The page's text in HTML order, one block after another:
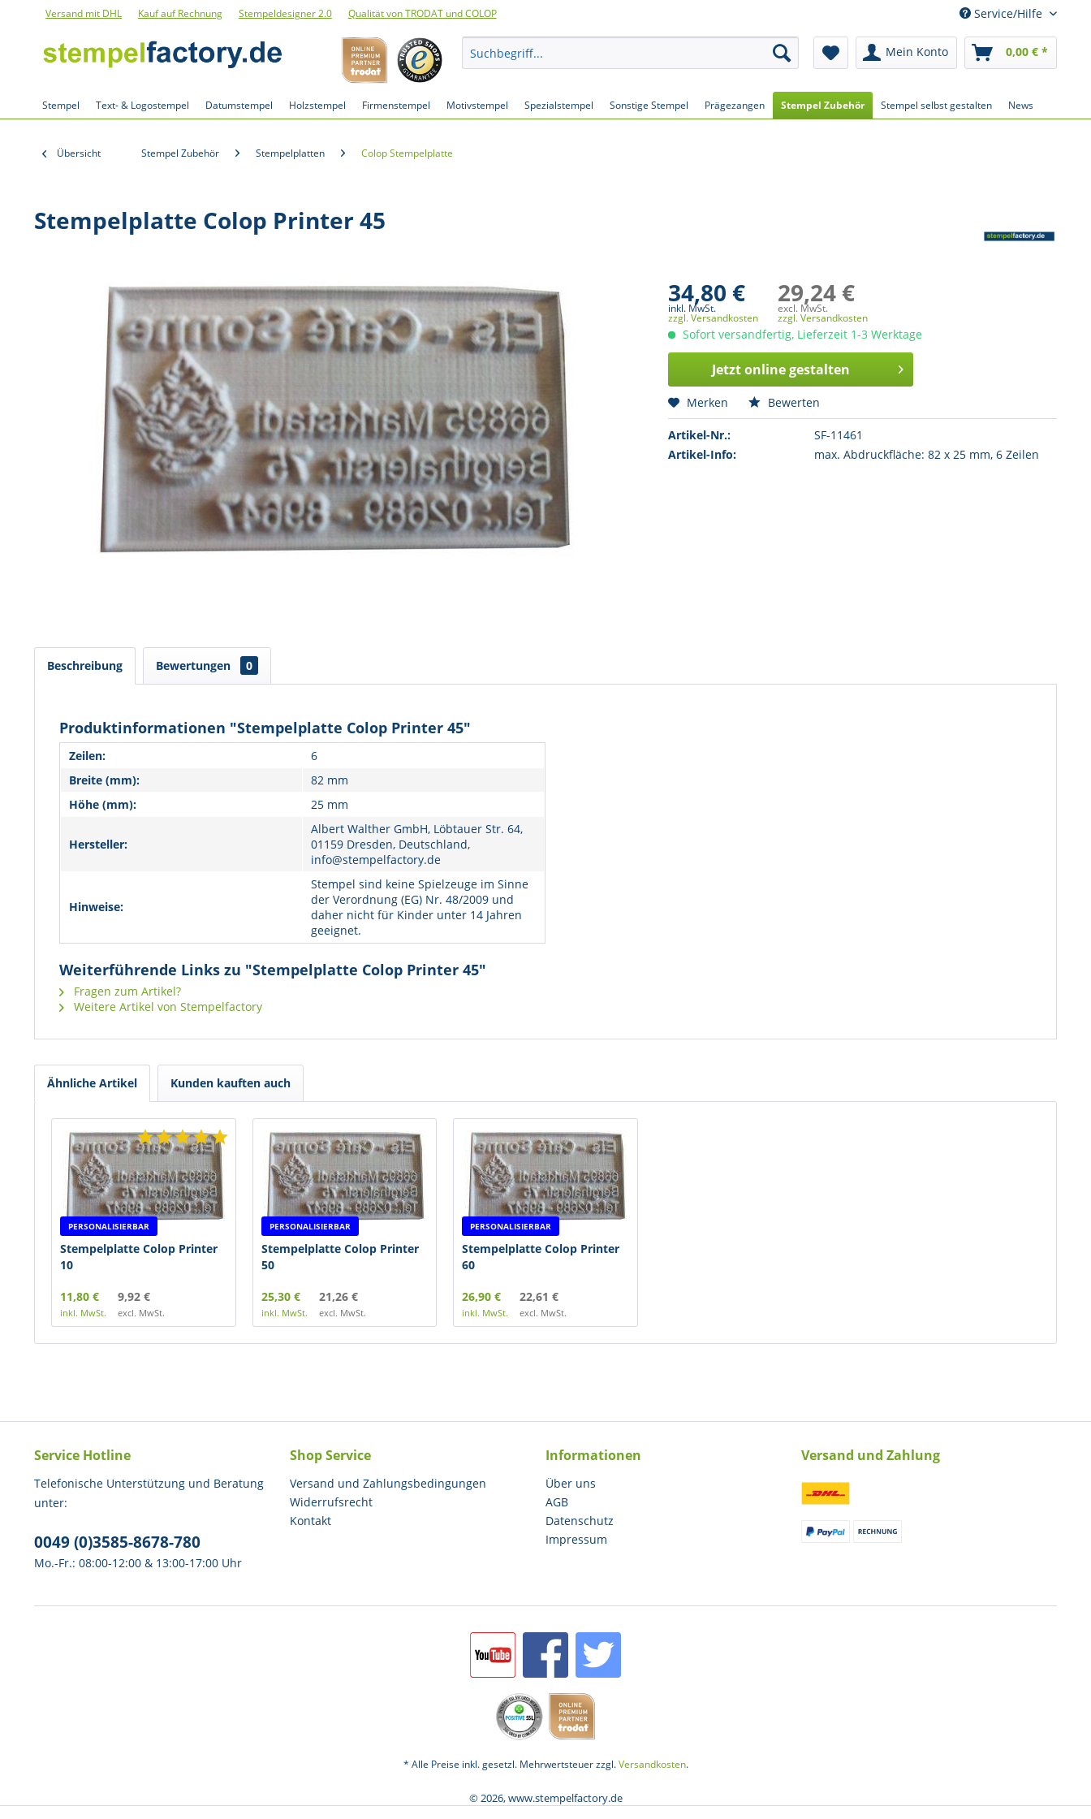
Versand mit DHL Kauf auf Rechnung Stempeldesigner 2.0 Qualität von TRODAT und COLOP Service/Hilfe
Mein Konto 0,00 € *
Stempel Text- & Logostempel Datumstempel Holzstempel Firmenstempel Motivstempel Spezialstempel Sonstige Stempel Prägezangen Stempel Zubehör Stempel selbst gestalten News
Übersicht Stempel Zubehör Stempelplatten Colop Stempelplatte
Stempelplatte Colop Printer 45
34,80 €
inkl. MwSt.
zzgl. Versandkosten
29,24 €
excl. MwSt.
zzgl. Versandkosten
Sofort versandfertig, Lieferzeit 1-3 Werktage
Jetzt online gestalten
Merken Bewerten
Artikel-Nr.:
SF-11461
Artikel-Info:
max. Abdruckfläche: 82 x 25 mm, 6 Zeilen
Beschreibung Bewertungen 0
Produktinformationen "Stempelplatte Colop Printer 45"
Zeilen:
6
Breite (mm):
82 mm
Höhe (mm):
25 mm
Hersteller:
Albert Walther GmbH, Löbtauer Str. 64,
01159 Dresden, Deutschland,
info@stempelfactory.de
Hinweise:
Stempel sind keine Spielzeuge im Sinne
der Verordnung (EG) Nr. 48/2009 und
daher nicht für Kinder unter 14 Jahren
geeignet.
Weiterführende Links zu "Stempelplatte Colop Printer 45"
Fragen zum Artikel?
Weitere Artikel von Stempelfactory
Ähnliche Artikel Kunden kauften auch
PERSONALISIERBAR
Stempelplatte Colop Printer
10
11,80 €
inkl. MwSt.
9,92 €
excl. MwSt.
PERSONALISIERBAR
Stempelplatte Colop Printer
50
25,30 €
inkl. MwSt.
21,26 €
excl. MwSt.
PERSONALISIERBAR
Stempelplatte Colop Printer
60
26,90 €
inkl. MwSt.
22,61 €
excl. MwSt.
Service Hotline
Telefonische Unterstützung und Beratung
unter:
0049 (0)3585-8678-780
Mo.-Fr.: 08:00-12:00 & 13:00-17:00 Uhr
Shop Service
Versand und Zahlungsbedingungen
Widerrufsrecht
Kontakt
Informationen
Über uns
AGB
Datenschutz
Impressum
Versand und Zahlung
* Alle Preise inkl. gesetzl. Mehrwertsteuer zzgl.Versandkosten.
© 2026, www.stempelfactory.de